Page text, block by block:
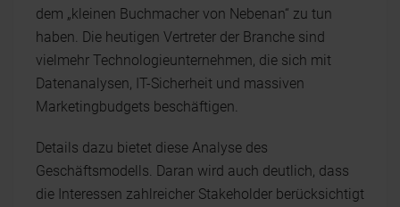
dem „kleinen Buchmacher von Nebenan“ zu tun
haben. Die heutigen Vertreter der Branche sind
vielmehr Technologieunternehmen, die sich mit
Datenanalysen, IT-Sicherheit und massiven
Marketingbudgets beschäftigen.
Details dazu bietet diese Analyse des
Geschäftsmodells. Daran wird auch deutlich, dass
die Interessen zahlreicher Stakeholder berücksichtigt